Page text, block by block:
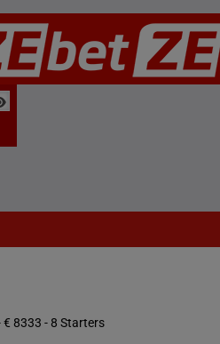
€ 8333 - 8 Starters